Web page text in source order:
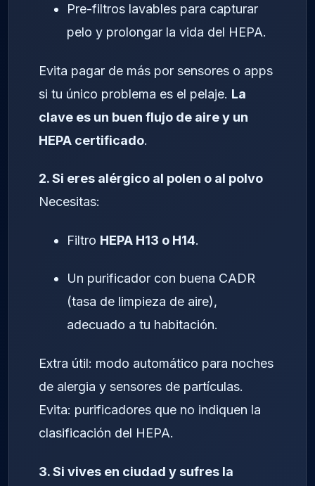
Pre-filtros lavables para capturar
pelo y prolongar la vida del HEPA.
Evita pagar de más por sensores o apps
si tu único problema es el pelaje. La
clave es un buen flujo de aire y un
HEPA certificado.
2. Si eres alérgico al polen o al polvo
Necesitas:
Filtro HEPA H13 o H14.
Un purificador con buena CADR
(tasa de limpieza de aire),
adecuado a tu habitación.
Extra útil: modo automático para noches
de alergia y sensores de partículas.
Evita: purificadores que no indiquen la
clasificación del HEPA.
3. Si vives en ciudad y sufres la